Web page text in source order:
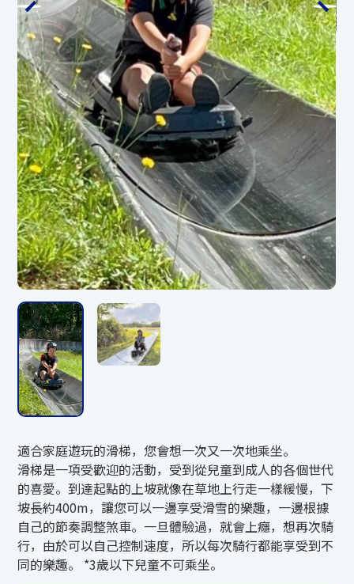
適合家庭遊玩的滑梯，您會想一次又一次地乘坐。
滑梯是一項受歡迎的活動，受到從兒童到成人的各個世代
的喜愛。到達起點的上坡就像在草地上行走一樣緩慢，下
坡長約400m，讓您可以一邊享受滑雪的樂趣，一邊根據
自己的節奏調整煞車。一旦體驗過，就會上癮，想再次騎
行，由於可以自己控制速度，所以每次騎行都能享受到不
同的樂趣。 *3歲以下兒童不可乘坐。
天狗熱氣球
時期
5月15日（週五）～10月20日（週二）
營業時間
18:00～風一吹就結束
*一班航班最多可容納 5 人，飛行時間約 5
分鐘。
費用
兒童（4歲～小學生以下）2,800日圓
*小樽市民折扣：大人2,500日圓、兒童2,0
00日元
*3歲以下兒童免費。
*國中生以下兒童必須有監護人陪同。
接待